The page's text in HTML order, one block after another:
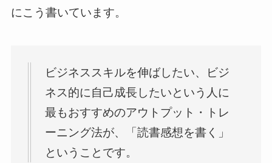
にこう書いています。
ビジネススキルを伸ばしたい、ビジ
ネス的に自己成長したいという人に
最もおすすめのアウトプット・トレ
ーニング法が、「読書感想を書く」
ということです。